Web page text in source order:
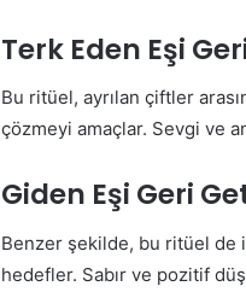
Terk Eden Eşi
Bu ritüel, ayrılan çiftler
çözmeyi amaçlar. Sevgi ve
Giden Eşi Geri
Benzer şekilde, bu ritüel de
hedefler. Sabır ve pozitif